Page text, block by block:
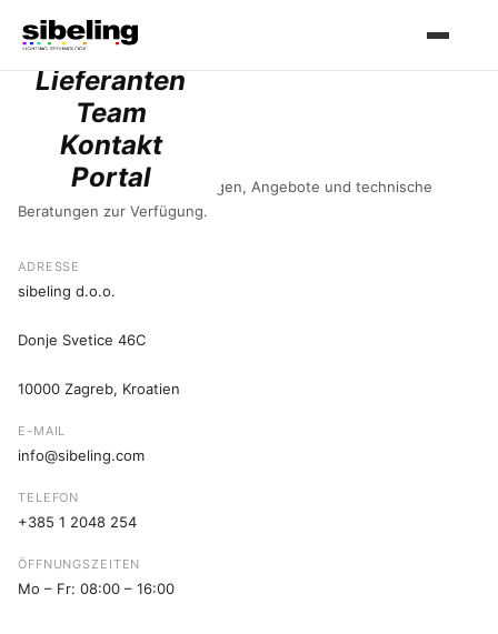
Kontakt
Wir stehen Ihnen für alle Fragen, Angebote und technische
Beratungen zur Verfügung.
ADRESSE
sibeling d.o.o.
Donje Svetice 46C
10000 Zagreb, Kroatien
E-MAIL
info@sibeling.com
TELEFON
+385 1 2048 254
ÖFFNUNGSZEITEN
Mo – Fr: 08:00 – 16:00
Dienstleistungen
Projekte
Lieferanten
Team
Kontakt
Portal